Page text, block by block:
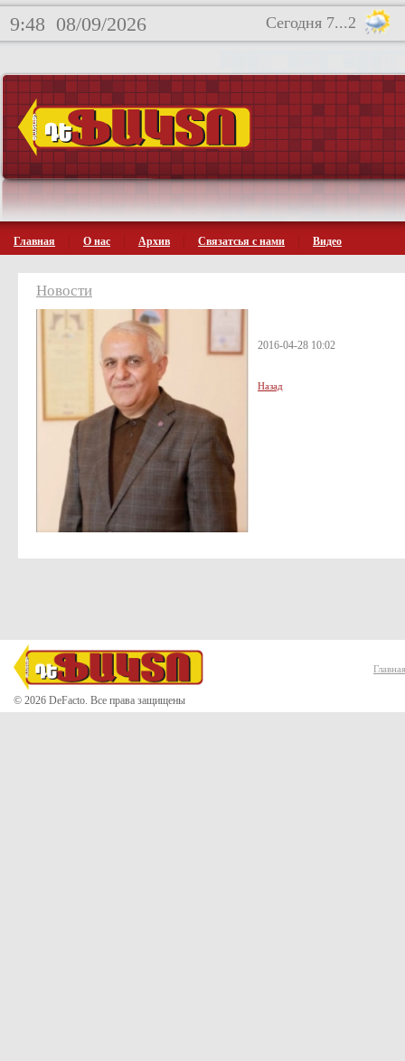
9:48 08/09/2026 Сегодня 7...2
Главная О нас Архив Связатсья с нами Видео
Новости
2016-04-28 10:02
Назад
© 2026 DeFacto. Все права защищены
Главная